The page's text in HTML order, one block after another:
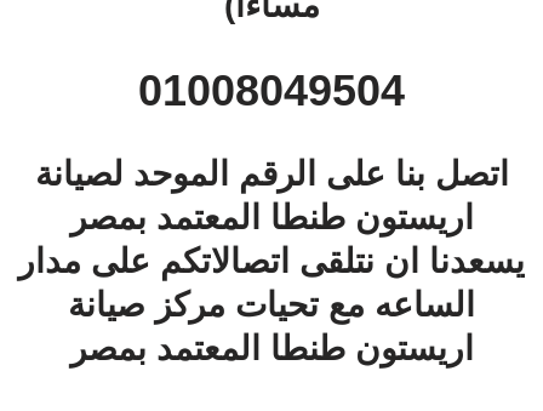
01008049504
اتصل بنا على الرقم الموحد لصيانة
اريستون طنطا المعتمد بمصر
يسعدنا ان نتلقى اتصالاتكم على مدار
الساعه مع تحيات مركز صيانة
اريستون طنطا المعتمد بمصر